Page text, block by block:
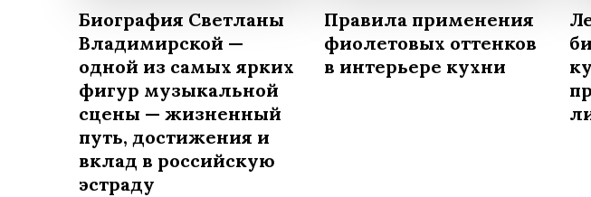
Биография Светланы
Владимирской —
одной из самых ярких
фигур музыкальной
сцены — жизненный
путь, достижения и
вклад в российскую
эстраду
Правила применения
фиолетовых оттенков
в интерьере кухни